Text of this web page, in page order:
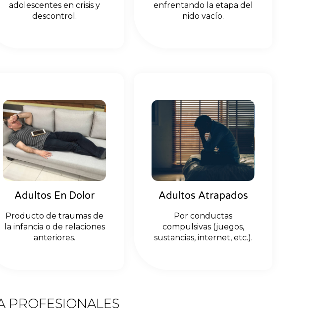
adolescentes en crisis y
descontrol.
enfrentando la etapa del
nido vacío.
Adultos En Dolor
Producto de traumas de
la infancia o de relaciones
anteriores.
Adultos Atrapados
Por conductas
compulsivas (juegos,
sustancias, internet, etc.).
PROFESIONALES